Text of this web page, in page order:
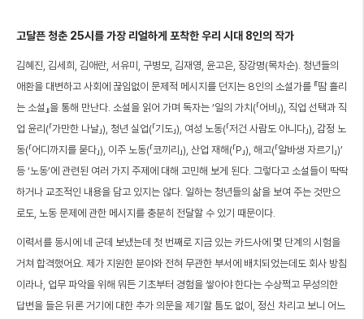
고달픈 청춘 25시를 가장 리얼하게 포착한 우리 시대 8인의 작가
김혜진, 김세희, 김애란, 서유미, 구병모, 김재영, 윤고은, 장강명(목차순). 청년들의
애환을 대변하고 사회에 끊임없이 문제적 메시지를 던지는 8인의 소설가를 『땀 흘리
는 소설』을 통해 만난다. 소설을 읽어 가며 독자는 ‘일의 가치(「어비」), 직업 선택과 직
업 윤리(「가만한 나날」), 청년 실업(「기도」), 여성 노동(「저건 사람도 아니다」), 감정 노
동(「어디까지를 묻다」), 이주 노동(「코끼리」), 산업 재해(「P」), 해고(「알바생 자르기」)’
등 ‘노동’에 관련된 여러 가지 주제에 대해 고민해 보게 된다. 그렇다고 소설들이 딱딱
하거나 교조적인 내용을 담고 있지는 않다. 일하는 청년들의 삶을 보여 주는 것만으
로도, 노동 문제에 관한 메시지를 충분히 전달할 수 있기 때문이다.
이력서를 동시에 네 군데 보냈는데 첫 번째로 지금 있는 카드사에 몇 단계의 시험을
거쳐 합격했어요. 제가 지원한 분야와 전혀 무관한 부서에 배치되었는데도 회사 방침
이라나, 업무 파악을 위해 뭐든 기초부터 경험을 쌓아야 한다는 수상쩍고 무성의한
답변을 들은 뒤론 거기에 대한 추가 의문을 제기할 틈도 없이, 정신 차리고 보니 어느